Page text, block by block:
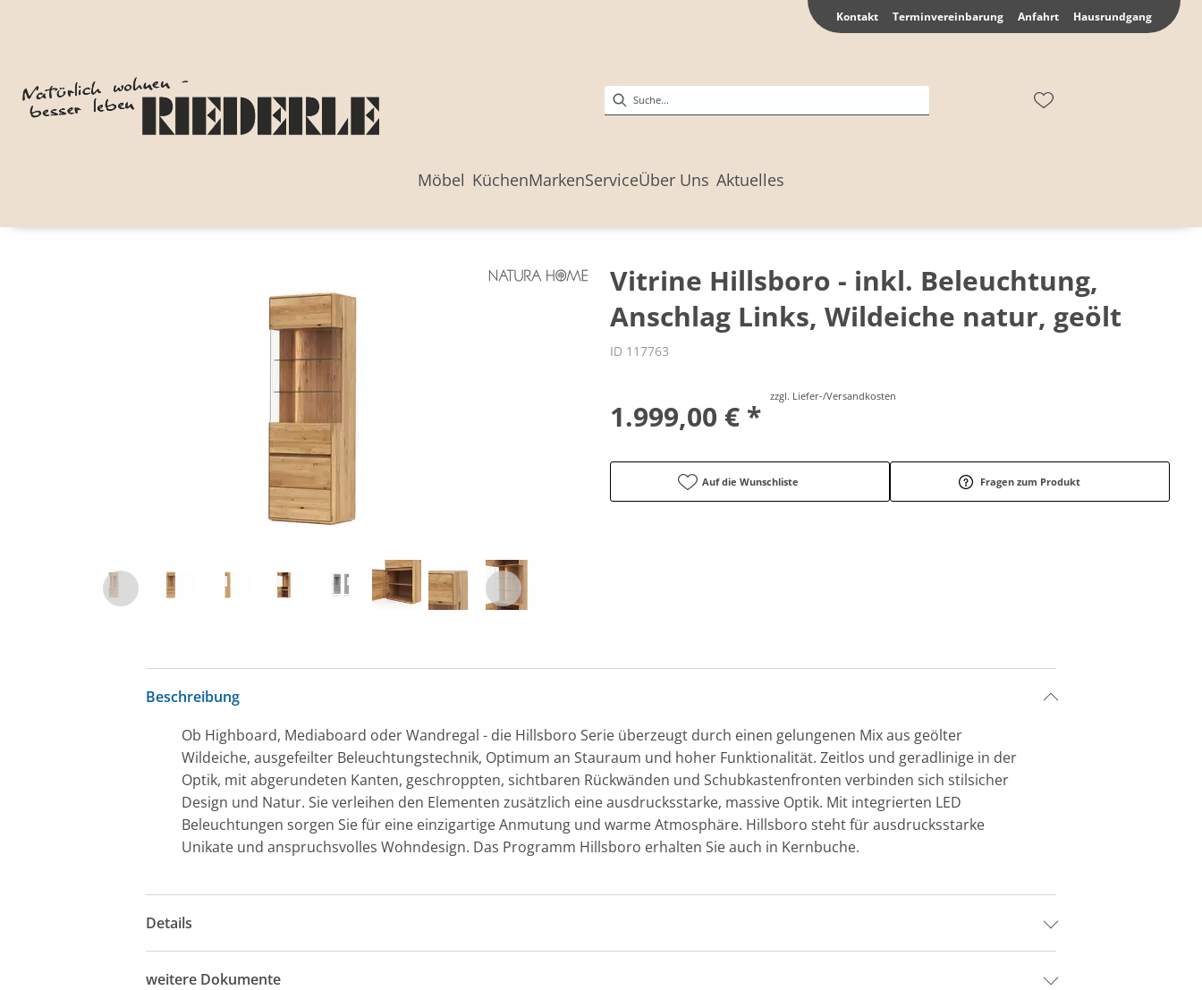
Kontakt Terminvereinbarung Anfahrt Hausrundgang
Möbel KüchenMarkenServiceÜber Uns Aktuelles
Vitrine Hillsboro - inkl. Beleuchtung,
Anschlag Links, Wildeiche natur, geölt
ID 117763
1.999,00 € *
zzgl. Liefer-/Versandkosten
Auf die Wunschliste Fragen zum Produkt
Beschreibung
Ob Highboard, Mediaboard oder Wandregal - die Hillsboro Serie überzeugt durch einen gelungenen Mix aus geölter
Wildeiche, ausgefeilter Beleuchtungstechnik, Optimum an Stauraum und hoher Funktionalität. Zeitlos und geradlinige in der
Optik, mit abgerundeten Kanten, geschroppten, sichtbaren Rückwänden und Schubkastenfronten verbinden sich stilsicher
Design und Natur. Sie verleihen den Elementen zusätzlich eine ausdrucksstarke, massive Optik. Mit integrierten LED
Beleuchtungen sorgen Sie für eine einzigartige Anmutung und warme Atmosphäre. Hillsboro steht für ausdrucksstarke
Unikate und anspruchsvolles Wohndesign. Das Programm Hillsboro erhalten Sie auch in Kernbuche.
Details
weitere Dokumente